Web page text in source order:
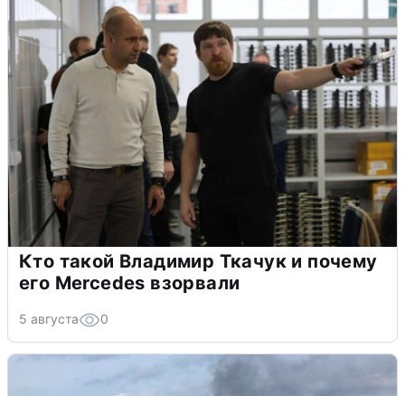
Кто такой Владимир Ткачук и почему
его Mercedes взорвали
5 августа 0